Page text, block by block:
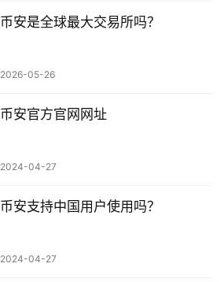
币安是全球最大交易所吗？
2026-05-26
币安官方官网网址
2024-04-27
币安支持中国用户使用吗？
2024-04-27